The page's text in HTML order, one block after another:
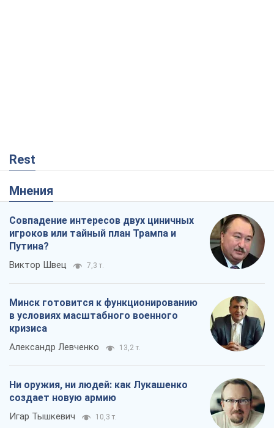
Rest
Мнения
Совпадение интересов двух циничных
игроков или тайный план Трампа и
Путина?
Виктор Швец 7,3 т.
Минск готовится к функционированию
в условиях масштабного военного
кризиса
Александр Левченко 13,2 т.
Ни оружия, ни людей: как Лукашенко
создает новую армию
Игар Тышкевич 10,3 т.